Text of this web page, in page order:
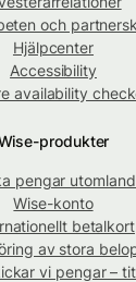
och
Hjälpcenter
Accessibility
availability
produkter
pengar
Wise-konto
betalkort
av stora
vi pengar –